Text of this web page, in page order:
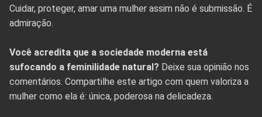
Cuidar, proteger, amar uma mulher assim não é submissão. É
admiração.
Você acredita que a sociedade moderna está
sufocando a feminilidade natural? Deixe sua opinião nos
comentários. Compartilhe este artigo com quem valoriza a
mulher como ela é: única, poderosa na delicadeza.